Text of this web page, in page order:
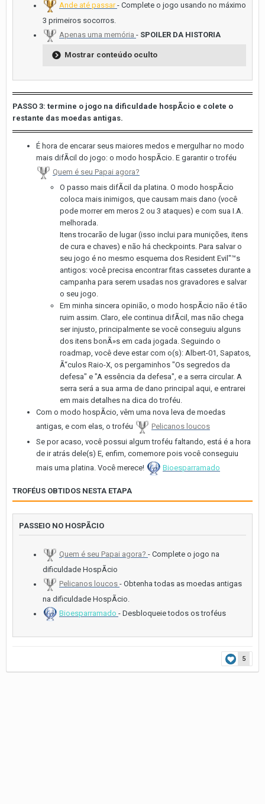
Ande até passar- Complete o jogo usando no máximo
3 primeiros socorros.
Apenas uma memória - SPOILER DA HISTORIA
Mostrar conteúdo oculto
PASSO 3: termine o jogo na dificuldade hospÃ­cio e colete o
restante das moedas antigas.
É hora de encarar seus maiores medos e mergulhar no modo
mais difÃ­cil do jogo: o modo hospÃ­cio. E garantir o troféu
Quem é seu Papai agora?
O passo mais difÃ­cil da platina. O modo hospÃ­cio
coloca mais inimigos, que causam mais dano (você
pode morrer em meros 2 ou 3 ataques) e com sua I.A.
melhorada.
Itens trocarão de lugar (isso inclui para munições, itens
de cura e chaves) e não há checkpoints. Para salvar o
seu jogo é no mesmo esquema dos Resident Evil"™s
antigos: você precisa encontrar fitas cassetes durante a
campanha para serem usadas nos gravadores e salvar
o seu jogo.
Em minha sincera opinião, o modo hospÃ­cio não é tão
ruim assim. Claro, ele continua difÃ­cil, mas não chega
ser injusto, principalmente se você conseguiu alguns
dos itens bonÃ»s em cada jogada. Seguindo o
roadmap, você deve estar com o(s): Albert-01, Sapatos,
Ã“culos Raio-X, os pergaminhos "Os segredos da
defesa" e "A essência da defesa", e a serra circular. A
serra será a sua arma de dano principal aqui, e entrarei
em mais detalhes na dica do troféu.
Com o modo hospÃ­cio, vêm uma nova leva de moedas
antigas, e com elas, o troféu
Pelicanos loucos
Se por acaso, você possui algum troféu faltando, está é a hora
de ir atrás dele(s) E, enfim, comemore pois você conseguiu
mais uma platina. Você merece!
Bioesparramado
TROFÉUS OBTIDOS NESTA ETAPA
PASSEIO NO HOSPÃCIO
Quem é seu Papai agora? - Complete o jogo na
dificuldade HospÃ­cio
Pelicanos loucos - Obtenha todas as moedas antigas
na dificuldade HospÃ­cio.
Bioesparramado - Desbloqueie todos os troféus
5